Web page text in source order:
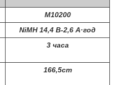
М10200
NiMH 14,4 В-2,6 А·год
3 часа
166,5cm